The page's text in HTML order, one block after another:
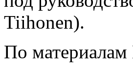
Tiihonen).
По